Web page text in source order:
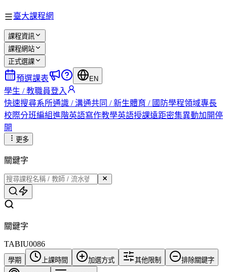
臺大課程網
課程資訊
課程網站
正式選課
預選課表 EN
學生 / 教職員登入
快速搜尋系所通識 / 溝通共同 / 新生體育 / 國防學程領域專長
校際分班編組進階英語寫作教學英語授課遠距密集異動加開停
開
更多
關鍵字
關鍵字
TABIU0086
學期 上課時間 加選方式 其他限制 排除關鍵字